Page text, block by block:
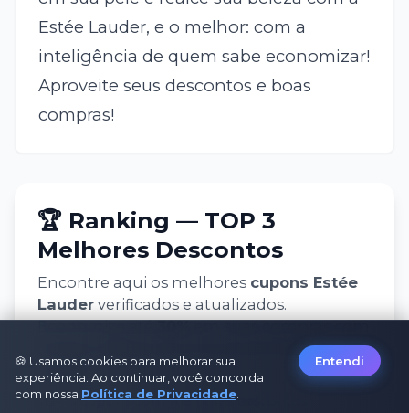
Estée Lauder, e o melhor: com a
inteligência de quem sabe economizar!
Aproveite seus descontos e boas
compras!
🏆 Ranking — TOP 3
Melhores Descontos
Encontre aqui os melhores cupons Estée
Lauderverificados e atualizados.
Economize até30%em suas compras com
Estée
Lauder.
TOP 3 cupons com melhores descontos
🍪 Usamos cookies para melhorar sua
experiência. Ao continuar, você concorda
com nossa Política de Privacidade
Entendi